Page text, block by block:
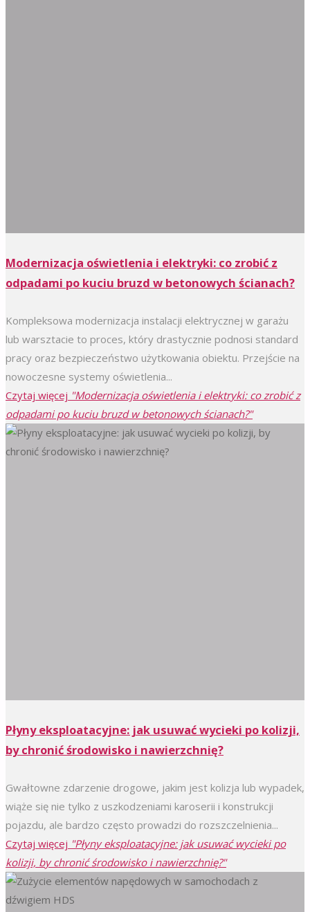
Modernizacja oświetlenia i elektryki: co zrobić z
odpadami po kuciu bruzd w betonowych ścianach?
Kompleksowa modernizacja instalacji elektrycznej w garażu
lub warsztacie to proces, który drastycznie podnosi standard
pracy oraz bezpieczeństwo użytkowania obiektu. Przejście na
nowoczesne systemy oświetlenia...
Czytaj więcej "Modernizacja oświetlenia i elektryki: co zrobić z
odpadami po kuciu bruzd w betonowych ścianach?"
Płyny eksploatacyjne: jak usuwać wycieki po kolizji,
by chronić środowisko i nawierzchnię?
Gwałtowne zdarzenie drogowe, jakim jest kolizja lub wypadek,
wiąże się nie tylko z uszkodzeniami karoserii i konstrukcji
pojazdu, ale bardzo często prowadzi do rozszczelnienia...
Czytaj więcej "Płyny eksploatacyjne: jak usuwać wycieki po
kolizji, by chronić środowisko i nawierzchnię?"